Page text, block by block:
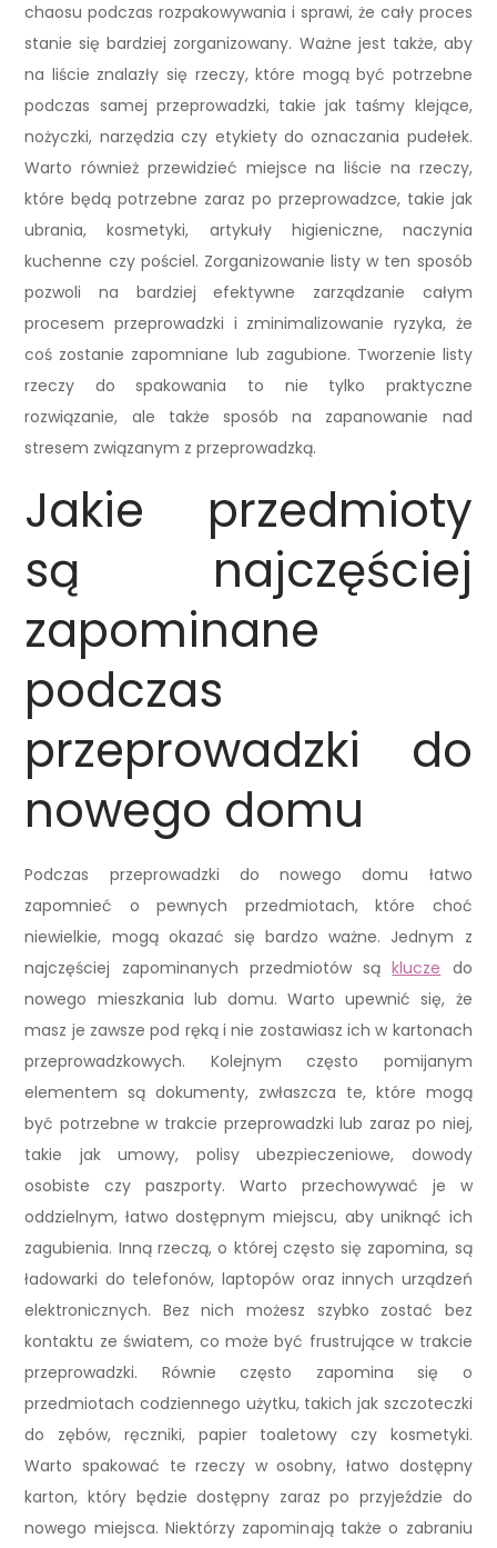
chaosu podczas rozpakowywania i sprawi, że cały proces
stanie się bardziej zorganizowany. Ważne jest także, aby
na liście znalazły się rzeczy, które mogą być potrzebne
podczas samej przeprowadzki, takie jak taśmy klejące,
nożyczki, narzędzia czy etykiety do oznaczania pudełek.
Warto również przewidzieć miejsce na liście na rzeczy,
które będą potrzebne zaraz po przeprowadzce, takie jak
ubrania, kosmetyki, artykuły higieniczne, naczynia
kuchenne czy pościel. Zorganizowanie listy w ten sposób
pozwoli na bardziej efektywne zarządzanie całym
procesem przeprowadzki i zminimalizowanie ryzyka, że
coś zostanie zapomniane lub zagubione. Tworzenie listy
rzeczy do spakowania to nie tylko praktyczne
rozwiązanie, ale także sposób na zapanowanie nad
stresem związanym z przeprowadzką.
Jakie przedmioty
są najczęściej
zapominane
podczas
przeprowadzki do
nowego domu
Podczas przeprowadzki do nowego domu łatwo
zapomnieć o pewnych przedmiotach, które choć
niewielkie, mogą okazać się bardzo ważne. Jednym z
najczęściej zapominanych przedmiotów sąklucze do
nowego mieszkania lub domu. Warto upewnić się, że
masz je zawsze pod ręką i nie zostawiasz ich w kartonach
przeprowadzkowych. Kolejnym często pomijanym
elementem są dokumenty, zwłaszcza te, które mogą
być potrzebne w trakcie przeprowadzki lub zaraz po niej,
takie jak umowy, polisy ubezpieczeniowe, dowody
osobiste czy paszporty. Warto przechowywać je w
oddzielnym, łatwo dostępnym miejscu, aby uniknąć ich
zagubienia. Inną rzeczą, o której często się zapomina, są
ładowarki do telefonów, laptopów oraz innych urządzeń
elektronicznych. Bez nich możesz szybko zostać bez
kontaktu ze światem, co może być frustrujące w trakcie
przeprowadzki. Równie często zapomina się o
przedmiotach codziennego użytku, takich jak szczoteczki
do zębów, ręczniki, papier toaletowy czy kosmetyki.
Warto spakować te rzeczy w osobny, łatwo dostępny
karton, który będzie dostępny zaraz po przyjeździe do
nowego miejsca. Niektórzy zapominają także o zabraniu